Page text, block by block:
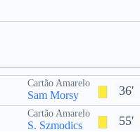
36'
Cartão Amarelo
Sam Morsy
55'
Cartão Amarelo
S. Szmodics